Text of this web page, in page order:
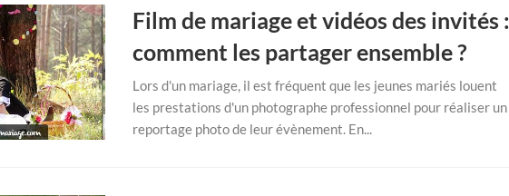
Film de mariage et vidéos des invités :
comment les partager ensemble ?
Lors d'un mariage, il est fréquent que les jeunes mariés louent
les prestations d'un photographe professionnel pour réaliser un
reportage photo de leur évènement. En...